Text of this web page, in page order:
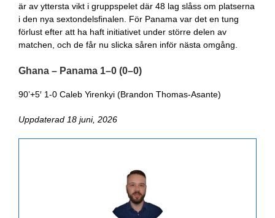
är av yttersta vikt i gruppspelet där 48 lag slåss om platserna
i den nya sextondelsfinalen. För Panama var det en tung
förlust efter att ha haft initiativet under större delen av
matchen, och de får nu slicka såren inför nästa omgång.
Ghana – Panama 1–0 (0–0)
90’+5′ 1-0 Caleb Yirenkyi (Brandon Thomas-Asante)
Uppdaterad 18 juni, 2026